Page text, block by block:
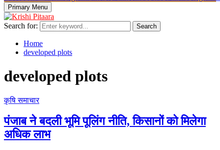
Primary Menu
Search for: Search
Home
developed plots
developed plots
कृषि समाचार
पंजाब ने बदली भूमि पूलिंग नीति, किसानों को मिलेगा
अधिक लाभ